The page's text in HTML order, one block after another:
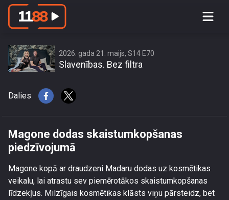
Magone dodas skaistumkopšanas
2026. gada 21. maijs, S14 E70
Slavenības. Bez filtra
Dalies
Magone dodas skaistumkopšanas
piedzīvojumā
Magone kopā ar draudzeni Madaru dodas uz kosmētikas
veikalu, lai atrastu sev piemērotākos skaistumkopšanas
līdzekļus. Milzīgais kosmētikas klāsts viņu pārsteidz, bet